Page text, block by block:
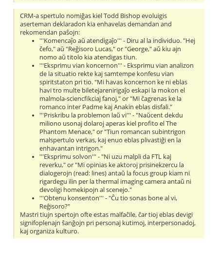
CRM-a spertulo nomiĝas kiel Todd Bishop evoluigis
aserteman deklaradon kia enhavelas demandan and
rekomendan paŝojn:
'''Komencaĵo aŭ atendigaĵo''' - Diru al la individuo. "Hej
ĉefo," aŭ "Reĝisoro Lucas," or "George," aŭ kiu ajn
nomo aŭ titolo kia atendigas tiun.
'''Eksprimu vian koncernon''' - Eksprimu vian analizon
de la situatio rekte kaj samtempe konfesu vian
spiritstaton pri tio. "Mi havas koncernon ke ni eblas
havi tro multe biletejarenirigaĵo eskapi la mokon el
malmola-sciencfikciaj fanoj," or "Mi ĉagrenas ke la
romanco inter Padme kaj Anakin eblas disfali."
'''Priskribu la problemon laŭ vi''' - "Naŭcent dekdu
miliono usonaj dolaroj aperas kiel profito el The
Phantom Menace," or "Tiun romancan subintrigon
malspertulo verkas, kaj enuo eblas plivastiĝi en la
enhavantan intrigon."
'''Eksprimu solvon''' - "Ni uzu malpli da FTL kaj
reverku," or "Mi opinias ke aktoroj prisinekzercu la
dialogerojn (read: lines) antaŭ la focus group kiam ni
rigardegu ilin per la thermal imaging camera antaŭ ni
devoligi homekipojn al scenejo."
'''Obtenu konsenton''' - "Ĉu tio sonas bone al vi,
Reĝisoro?"
Mastri tiujn spertojn ofte estas malfaĉile, ĉar tioj eblas devigi
signifoplenajn ŝanĝojn pri personaj kutimoj, interpersonadoj,
kaj organiza kulturo.